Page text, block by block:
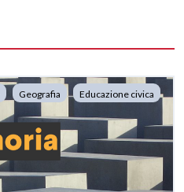
Geografia Educazione civica